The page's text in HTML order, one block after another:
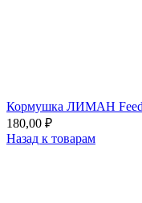
Кормушка ЛИМАН
180,00 ₽
Назад к товарам